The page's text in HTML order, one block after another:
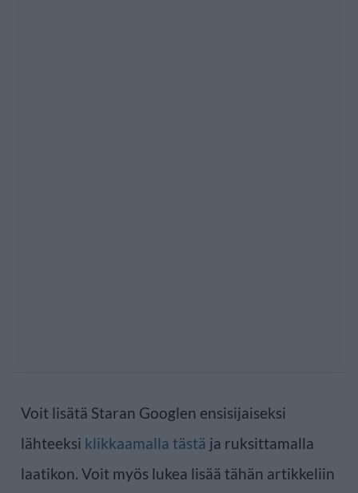
Voit lisätä Staran Googlen ensisijaiseksi
lähteeksi klikkaamalla tästä ja ruksittamalla
laatikon. Voit myös lukea lisää tähän artikkeliin